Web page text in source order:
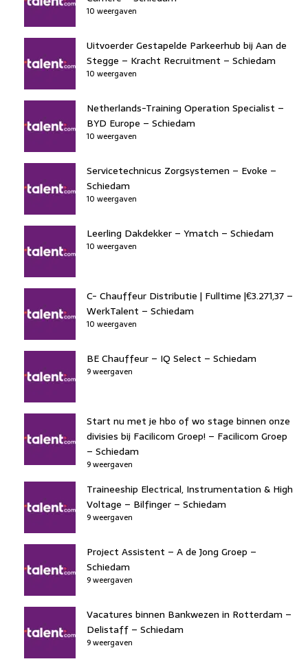
10 weergaven
Uitvoerder Gestapelde Parkeerhub bij Aan de
Stegge – Kracht Recruitment – Schiedam
10 weergaven
Netherlands-Training Operation Specialist –
BYD Europe – Schiedam
10 weergaven
Servicetechnicus Zorgsystemen – Evoke –
Schiedam
10 weergaven
Leerling Dakdekker – Ymatch – Schiedam
10 weergaven
C- Chauffeur Distributie | Fulltime |€3.271,37 –
WerkTalent – Schiedam
10 weergaven
BE Chauffeur – IQ Select – Schiedam
9 weergaven
Start nu met je hbo of wo stage binnen onze
divisies bij Facilicom Groep! – Facilicom Groep
– Schiedam
9 weergaven
Traineeship Electrical, Instrumentation & High
Voltage – Bilfinger – Schiedam
9 weergaven
Project Assistent – A de Jong Groep –
Schiedam
9 weergaven
Vacatures binnen Bankwezen in Rotterdam –
Delistaff – Schiedam
9 weergaven